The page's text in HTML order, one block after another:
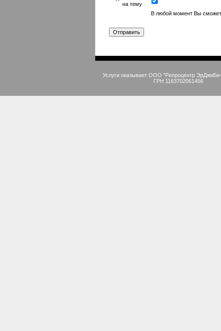
на тему
В любой момент Вы
Услуги оказывает ООО "Репроцентр
ГРН 1163702061456